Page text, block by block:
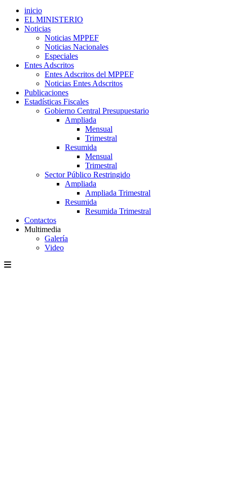
inicio
EL MINISTERIO
Noticias
Noticias MPPEF
Noticias Nacionales
Especiales
Entes Adscritos
Entes Adscritos del MPPEF
Noticias Entes Adscritos
Publicaciones
Estadísticas Fiscales
Gobierno Central Presupuestario
Ampliada
Mensual
Trimestral
Resumida
Mensual
Trimestral
Sector Público Restringido
Ampliada
Ampliada Trimestral
Resumida
Resumida Trimestral
Contactos
Multimedia
Galería
Video